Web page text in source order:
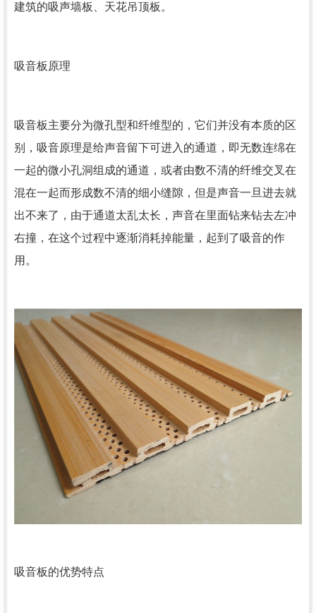
建筑的吸声墙板、天花吊顶板。
吸音板原理
吸音板主要分为微孔型和纤维型的，它们并没有本质的区
别，吸音原理是给声音留下可进入的通道，即无数连绵在
一起的微小孔洞组成的通道，或者由数不清的纤维交叉在
混在一起而形成数不清的细小缝隙，但是声音一旦进去就
出不来了，由于通道太乱太长，声音在里面钻来钻去左冲
右撞，在这个过程中逐渐消耗掉能量，起到了吸音的作
用。
吸音板的优势特点